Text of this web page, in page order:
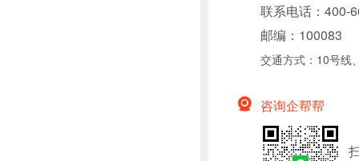
联系电话：400-
邮编：100083
交通方式：10号线
咨询企帮帮